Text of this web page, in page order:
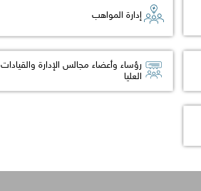
إدارة المواهب
رؤساء وأعضاء مجالس الإدارة والقيادات
العليا